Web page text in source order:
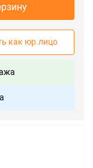
как юр.лицо